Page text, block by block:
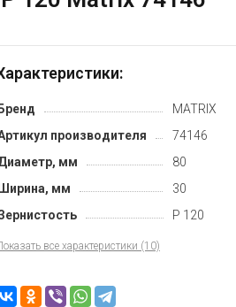
MATRIX
производителя
74146
мм
80
мм
30
P 120
все характеристики (10)